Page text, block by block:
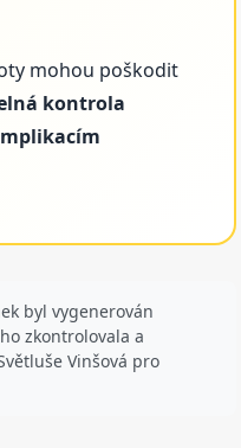
mohou poškodit
kontrola
byl vygenerován
zkontrolovala a
Vinšová pro